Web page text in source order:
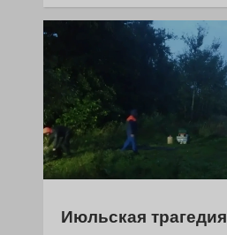
Июльская трагедия